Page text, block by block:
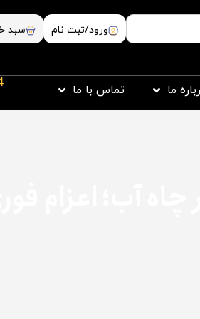
ورود/ثبت نام سبد
ما تماس با ما